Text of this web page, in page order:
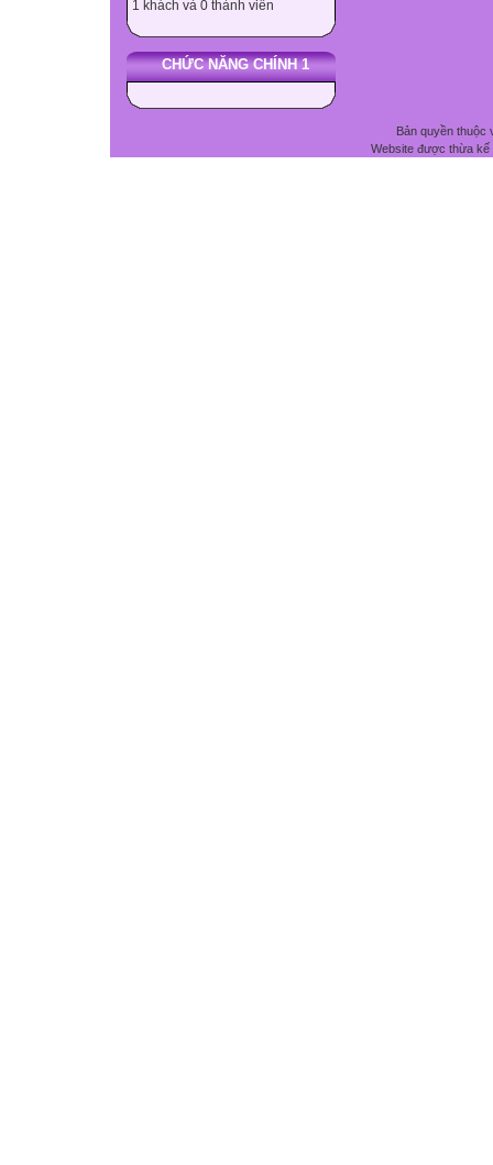
1 khách và 0 thành viên
CHỨC NĂNG CHÍNH 1
Bản quyền thuộc
Website được thừa